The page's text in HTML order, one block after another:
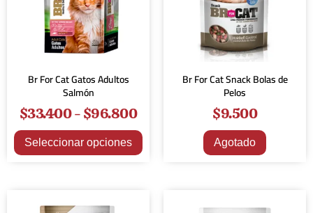
Br For Cat Gatos Adultos
Salmón
$33.400-$96.800
Seleccionar opciones
Br For Cat Snack Bolas de
Pelos
$9.500
Agotado